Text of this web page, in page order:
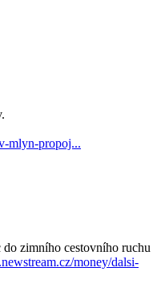
mlyn-propoj...
zimního cestovního ruchu
money/dalsi-